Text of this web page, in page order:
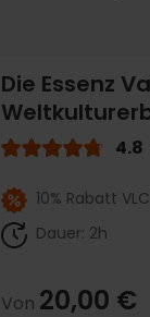
Die Essenz
4.8
10% Rabatt
Dauer: 2h
Von 20,00 €